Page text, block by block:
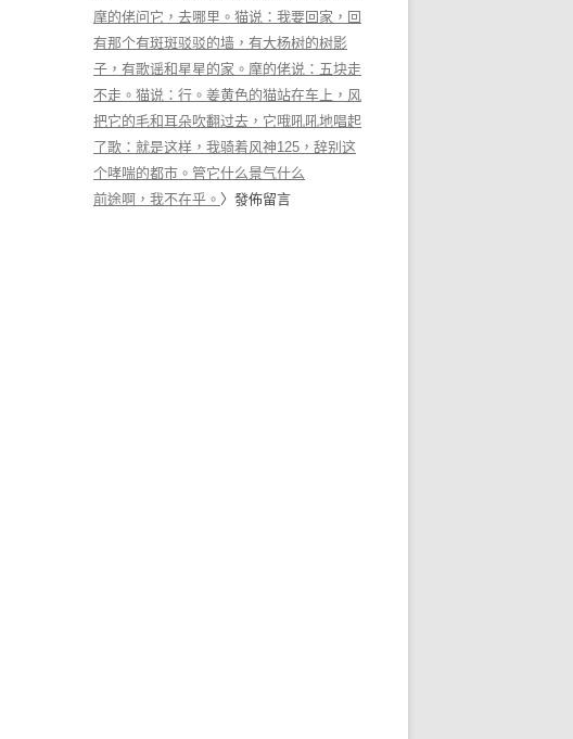
摩的佬问它，去哪里。猫说：我要回家，回
有那个有斑斑驳驳的墙，有大杨树的树影
子，有歌谣和星星的家。摩的佬说：五块走
不走。猫说：行。姜黄色的猫站在车上，风
把它的毛和耳朵吹翻过去，它哦吼吼地唱起
了歌：就是这样，我骑着风神125，辞别这
个哮喘的都市。管它什么景气什么
前途啊，我不在乎。 〉發佈留言